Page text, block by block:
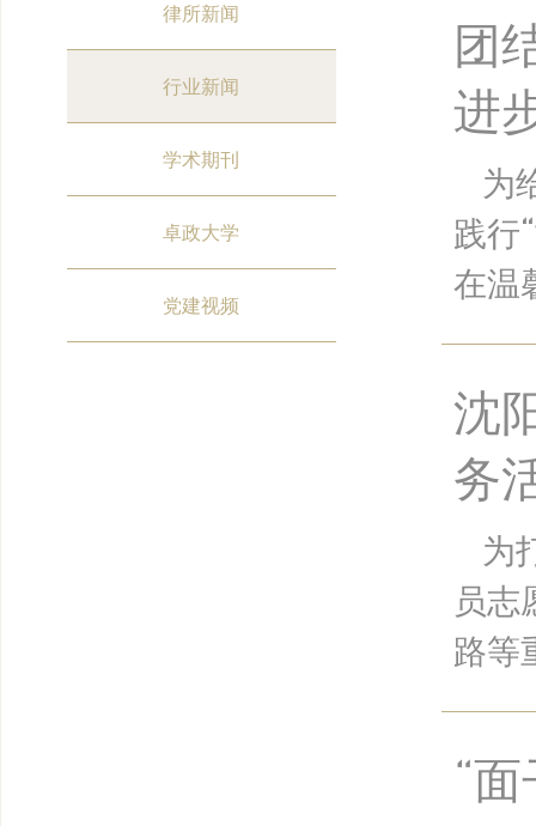
律所新闻
行业新闻
学术期刊
卓政大学
党建视频
团
进
为
践行
在温
沈
务
为
员志
路等
“